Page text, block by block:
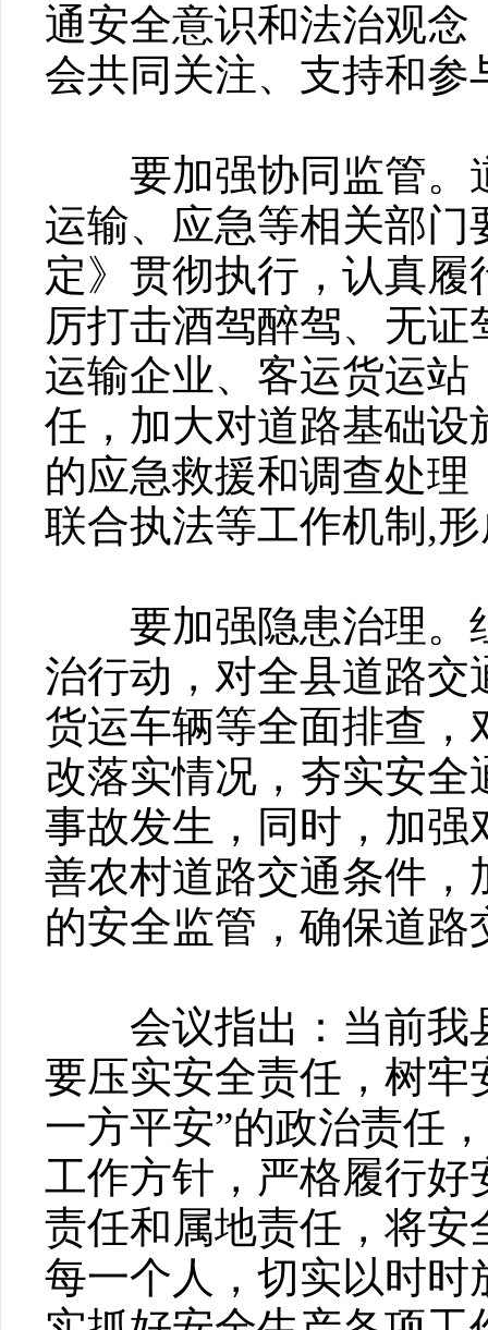
通安全意识和法治观
会共同关注、支持和
要加强协同监管。
运输、应急等相关部
定》贯彻执行，认真
厉打击酒驾醉驾、无
运输企业、客运货运
任，加大对道路基础
的应急救援和调查处
联合执法等工作机制,
要加强隐患治理。
治行动，对全县道路
货运车辆等全面排查
改落实情况，夯实安
事故发生，同时，加
善农村道路交通条件
的安全监管，确保道路
会议指出：当前我
要压实安全责任，树牢
一方平安”的政治责任
工作方针，严格履行
责任和属地责任，将
每一个人，切实以时